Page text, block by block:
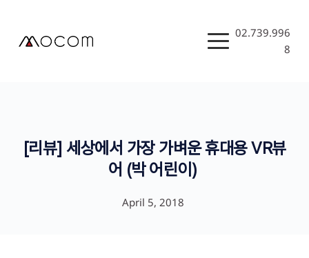
02.739.996
8
[리뷰] 세상에서 가장 가벼운 휴대용 VR뷰
어 (박 어린이)
April 5, 2018